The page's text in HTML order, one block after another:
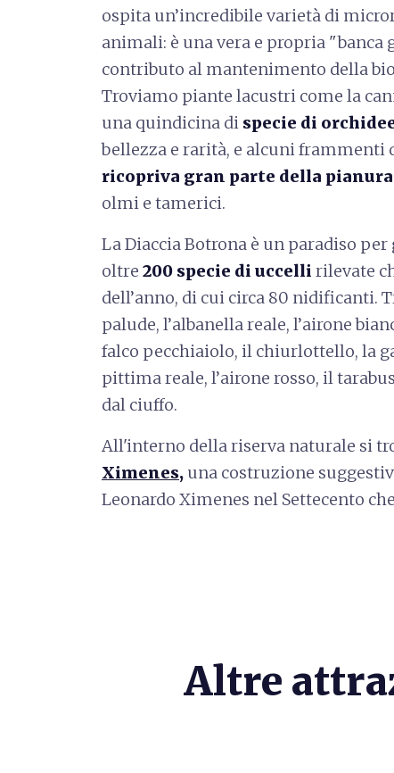
ospita un’incredibile varietà di
animali: è una vera e propria "banca
contributo al mantenimento della
Troviamo piante lacustri come la
una quindicina di specie di
bellezza e rarità, e alcuni frammenti
ricopriva gran parte della
olmi e tamerici.
La Diaccia Botrona è un paradiso
oltre 200 specie di uccelli rilevate
dell’anno, di cui circa 80 nidificanti.
palude, l’albanella reale, l’airone
falco pecchiaiolo, il chiurlottello, la
pittima reale, l’airone rosso, il
dal ciuffo.
All'interno della riserva naturale si
Ximenes, una costruzione
Leonardo Ximenes nel Settecento
Altre